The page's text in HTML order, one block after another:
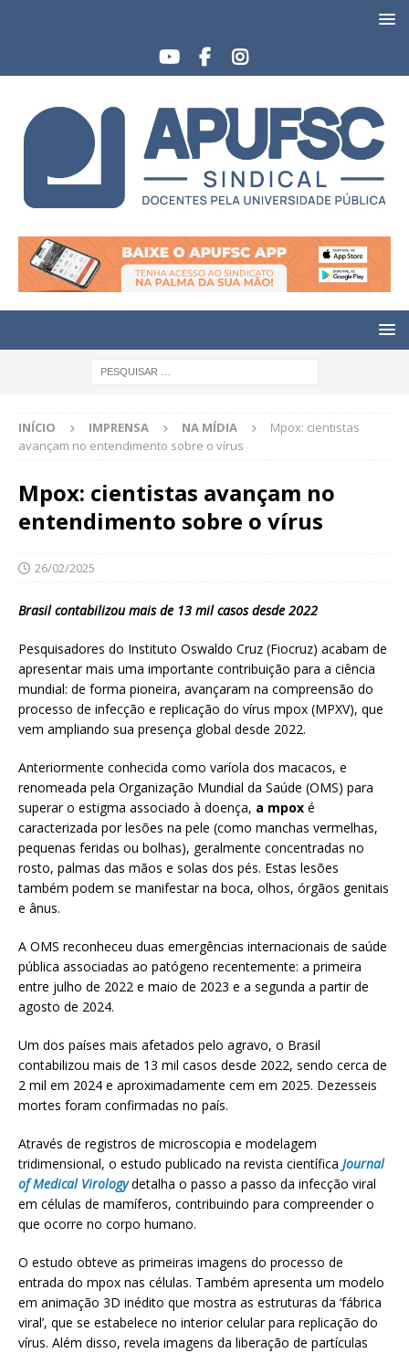
INÍCIO IMPRENSA NA MÍDIA
Mpox: cientistas
avançam no entendimento sobre o vírus
Mpox: cientistas avançam no
entendimento sobre o vírus
26/02/2025
Brasil contabilizou mais de 13 mil casos desde 2022
Pesquisadores do Instituto Oswaldo Cruz (Fiocruz) acabam de
apresentar mais uma importante contribuição para a ciência
mundial: de forma pioneira, avançaram na compreensão do
processo de infecção e replicação do vírus mpox (MPXV), que
vem ampliando sua presença global desde 2022.
Anteriormente conhecida como varíola dos macacos, e
renomeada pela Organização Mundial da Saúde (OMS) para
superar o estigma associado à doença, a mpox é
caracterizada por lesões na pele (como manchas vermelhas,
pequenas feridas ou bolhas), geralmente concentradas no
rosto, palmas das mãos e solas dos pés. Estas lesões
também podem se manifestar na boca, olhos, órgãos genitais
e ânus.
A OMS reconheceu duas emergências internacionais de saúde
pública associadas ao patógeno recentemente: a primeira
entre julho de 2022 e maio de 2023 e a segunda a partir de
agosto de 2024.
Um dos países mais afetados pelo agravo, o Brasil
contabilizou mais de 13 mil casos desde 2022, sendo cerca de
2 mil em 2024 e aproximadamente cem em 2025. Dezesseis
mortes foram confirmadas no país.
Através de registros de microscopia e modelagem
tridimensional, o estudo publicado na revista científica Journal
of Medical Virology detalha o passo a passo da infecção viral
em células de mamíferos, contribuindo para compreender o
que ocorre no corpo humano.
O estudo obteve as primeiras imagens do processo de
entrada do mpox nas células. Também apresenta um modelo
em animação 3D inédito que mostra as estruturas da ‘fábrica
viral’, que se estabelece no interior celular para replicação do
vírus. Além disso, revela imagens da liberação de partículas